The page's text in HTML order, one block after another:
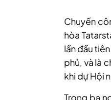
Chuyến
hòa
lần đầu
phủ, và là
khi dự Hội
Trong ba